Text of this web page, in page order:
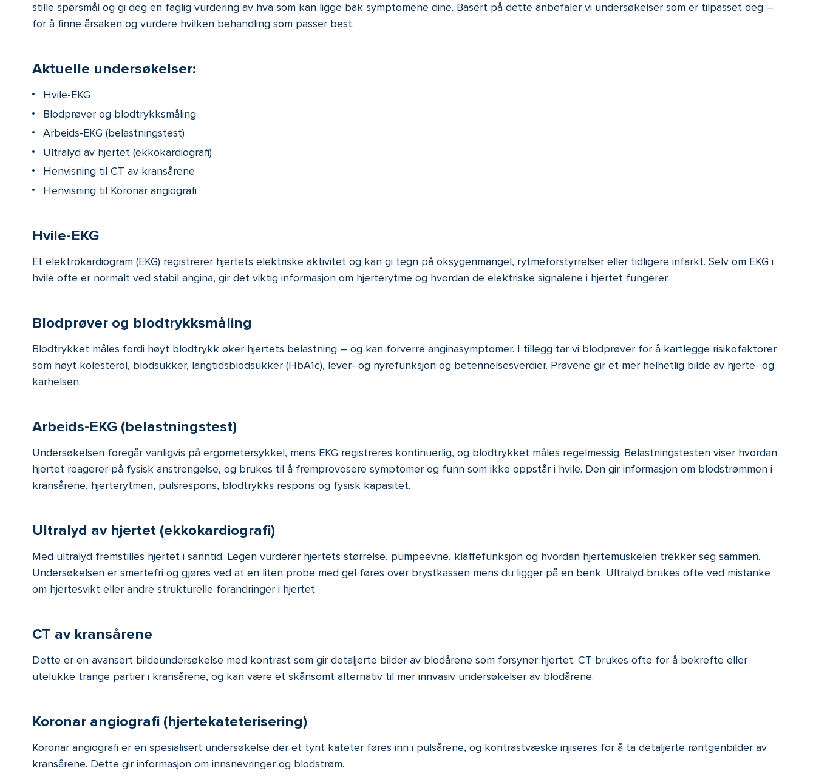
stille spørsmål og gi deg en faglig vurdering av hva som kan ligge bak symptomene dine. Basert på dette anbefaler vi undersøkelser som er tilpasset deg –
for å finne årsaken og vurdere hvilken behandling som passer best.
Aktuelle undersøkelser:
Hvile-EKG
Blodprøver og blodtrykksmåling
Arbeids-EKG (belastningstest)
Ultralyd av hjertet (ekkokardiografi)
Henvisning til CT av kransårene
Henvisning til Koronar angiografi
Hvile-EKG
Et elektrokardiogram (EKG) registrerer hjertets elektriske aktivitet og kan gi tegn på oksygenmangel, rytmeforstyrrelser eller tidligere infarkt. Selv om EKG i
hvile ofte er normalt ved stabil angina, gir det viktig informasjon om hjerterytme og hvordan de elektriske signalene i hjertet fungerer.
Blodprøver og blodtrykksmåling
Blodtrykket måles fordi høyt blodtrykk øker hjertets belastning – og kan forverre anginasymptomer. I tillegg tar vi blodprøver for å kartlegge risikofaktorer
som høyt kolesterol, blodsukker, langtidsblodsukker (HbA1c), lever- og nyrefunksjon og betennelsesverdier. Prøvene gir et mer helhetlig bilde av hjerte- og
karhelsen.
Arbeids-EKG (belastningstest)
Undersøkelsen foregår vanligvis på ergometersykkel, mens EKG registreres kontinuerlig, og blodtrykket måles regelmessig. Belastningstesten viser hvordan
hjertet reagerer på fysisk anstrengelse, og brukes til å fremprovosere symptomer og funn som ikke oppstår i hvile. Den gir informasjon om blodstrømmen i
kransårene, hjerterytmen, pulsrespons, blodtrykks respons og fysisk kapasitet.
Ultralyd av hjertet (ekkokardiografi)
Med ultralyd fremstilles hjertet i sanntid. Legen vurderer hjertets størrelse, pumpeevne, klaffefunksjon og hvordan hjertemuskelen trekker seg sammen.
Undersøkelsen er smertefri og gjøres ved at en liten probe med gel føres over brystkassen mens du ligger på en benk. Ultralyd brukes ofte ved mistanke
om hjertesvikt eller andre strukturelle forandringer i hjertet.
CT av kransårene
Dette er en avansert bildeundersøkelse med kontrast som gir detaljerte bilder av blodårene som forsyner hjertet. CT brukes ofte for å bekrefte eller
utelukke trange partier i kransårene, og kan være et skånsomt alternativ til mer innvasiv undersøkelser av blodårene.
Koronar angiografi (hjertekateterisering)
Koronar angiografi er en spesialisert undersøkelse der et tynt kateter føres inn i pulsårene, og kontrastvæske injiseres for å ta detaljerte røntgenbilder av
kransårene. Dette gir informasjon om innsnevringer og blodstrøm.